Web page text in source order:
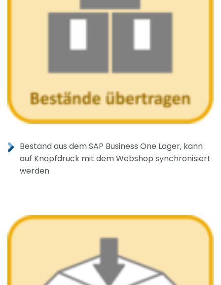
Bestand aus dem SAP Business One Lager, kann
auf Knopfdruck mit dem Webshop synchronisiert
werden